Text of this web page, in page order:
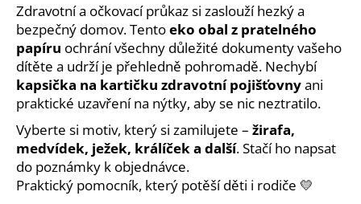
Zdravotní a očkovací průkaz si zaslouží hezký a
bezpečný domov. Tentoeko obal z pratelného
papíru ochrání všechny důležité dokumenty vašeho
dítěte a udrží je přehledně pohromadě. Nechybí
kapsička na kartičku zdravotní pojišťovnyani
praktické uzavření na nýtky, aby se nic neztratilo.
Vyberte si motiv, který si zamilujete – žirafa,
medvídek, ježek, králíček a další. Stačí ho napsat
do poznámky k objednávce.
Praktický pomocník, který potěší děti i rodiče 💛
o
p
o
r
u
č
u
j
e
m
e